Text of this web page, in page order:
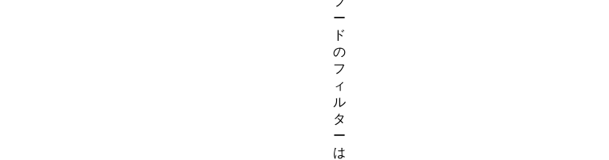
ー
ド
の
フ
ィ
ル
タ
ー
は